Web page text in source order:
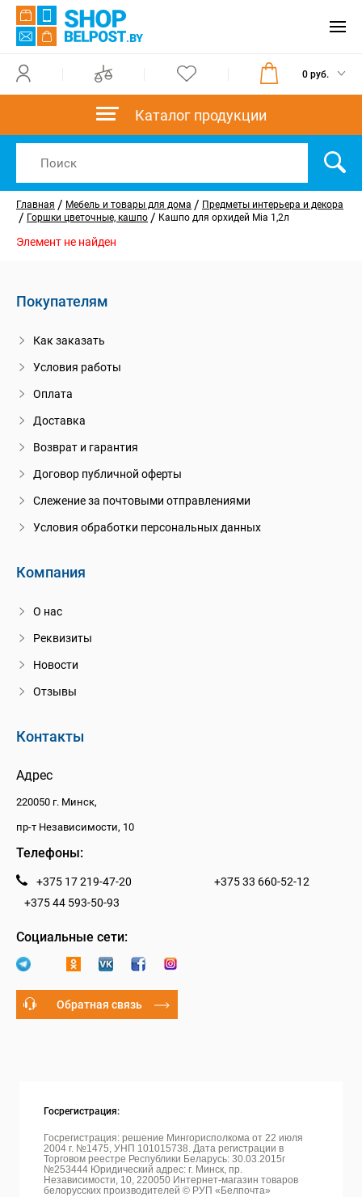
0 руб.
Каталог продукции
Главная / Мебель и товары для дома / Предметы интерьера и декора
/ Горшки цветочные, кашпо / Кашпо для орхидей Mia 1,2л
Элемент не найден
Покупателям
Как заказать
Условия работы
Оплата
Доставка
Возврат и гарантия
Договор публичной оферты
Слежение за почтовыми отправлениями
Условия обработки персональных данных
Компания
О нас
Реквизиты
Новости
Отзывы
Контакты
Адрес
220050 г. Минск,
пр-т Независимости, 10
Телефоны:
+375 17 219-47-20
+375 33 660-52-12
+375 44 593-50-93
Социальные сети:
Обратная связь
Госрегистрация:
Госрегистрация: решение Мингорисполкома от 22 июля
2004 г. №1475, УНП 101015738. Дата регистрации в
Торговом реестре Республики Беларусь: 30.03.2015г
№253444 Юридический адрес: г. Минск, пр.
Независимости, 10, 220050 Интернет-магазин товаров
белорусских производителей © РУП «Белпочта»